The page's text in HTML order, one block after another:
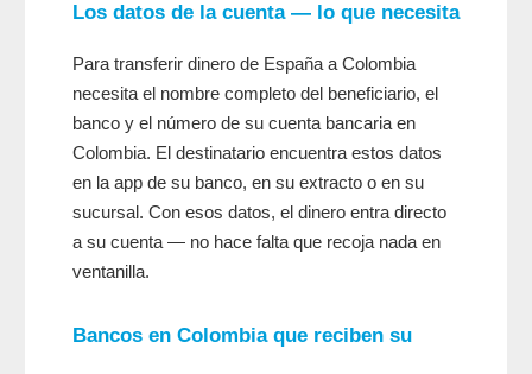
Los datos de la cuenta — lo que necesita
Para transferir dinero de España a Colombia
necesita el nombre completo del beneficiario, el
banco y el número de su cuenta bancaria en
Colombia. El destinatario encuentra estos datos
en la app de su banco, en su extracto o en su
sucursal. Con esos datos, el dinero entra directo
a su cuenta — no hace falta que recoja nada en
ventanilla.
Bancos en Colombia que reciben su